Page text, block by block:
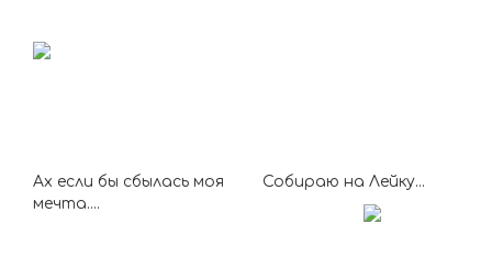
Ах если бы сбылась моя
мечта....
Собираю на Лейку...